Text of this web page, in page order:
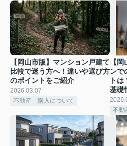
【岡山市版】マンション戸建て
比較で迷う方へ！違いや選び方
のポイントをご紹介
2026.03.07
不動産 購入について
【
ンで
ト
基礎
不